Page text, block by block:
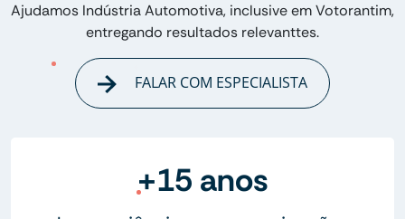
Ajudamos Indústria Automotiva, inclusive em Votorantim,
entregando resultados relevanttes.
FALAR COM ESPECIALISTA
+15 anos